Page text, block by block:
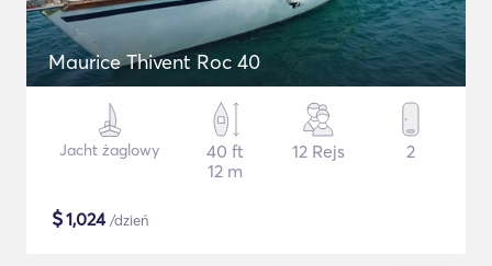
Maurice Thivent Roc 40
Jacht żaglowy
40 ft
12 m
12 Rejs 2
$1,024/dzień